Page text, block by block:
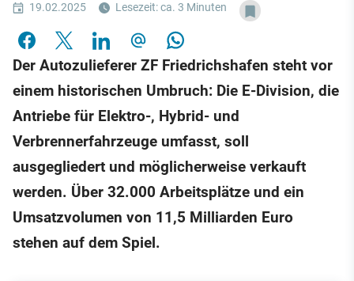
19.02.2025 Lesezeit: ca. 3 Minuten
Der Autozulieferer ZF Friedrichshafen steht vor
einem historischen Umbruch: Die E-Division, die
Antriebe für Elektro-, Hybrid- und
Verbrennerfahrzeuge umfasst, soll
ausgegliedert und möglicherweise verkauft
werden. Über 32.000 Arbeitsplätze und ein
Umsatzvolumen von 11,5 Milliarden Euro
stehen auf dem Spiel.